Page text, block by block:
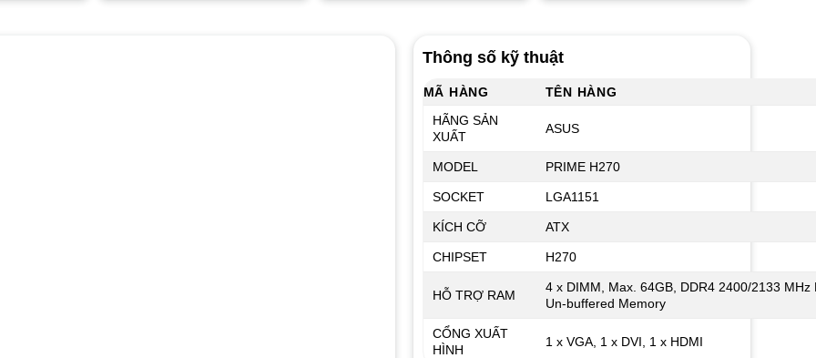
Thông số kỹ thuật
MÃ HÀNG
TÊN HÀNG
HÃNG SẢN
XUẤT
ASUS
MODEL PRIME H270
SOCKET LGA1151
KÍCH CỠ ATX
CHIPSET H270
HỖ TRỢ RAM
4 x DIMM, Max. 64GB, DDR4 2400/2133 MHz
Un-buffered Memory
CỔNG XUẤT
HÌNH
1 x VGA, 1 x DVI, 1 x HDMI